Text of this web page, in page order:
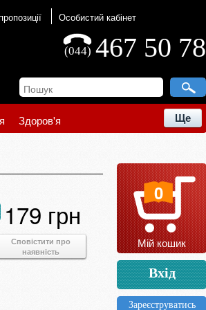
Особистий кабінет
467 50 78
(044)
Здоров'я Ще
179 грн
Сповістити про
наявність
0
Мій кошик
Вхід
Зареєструватись